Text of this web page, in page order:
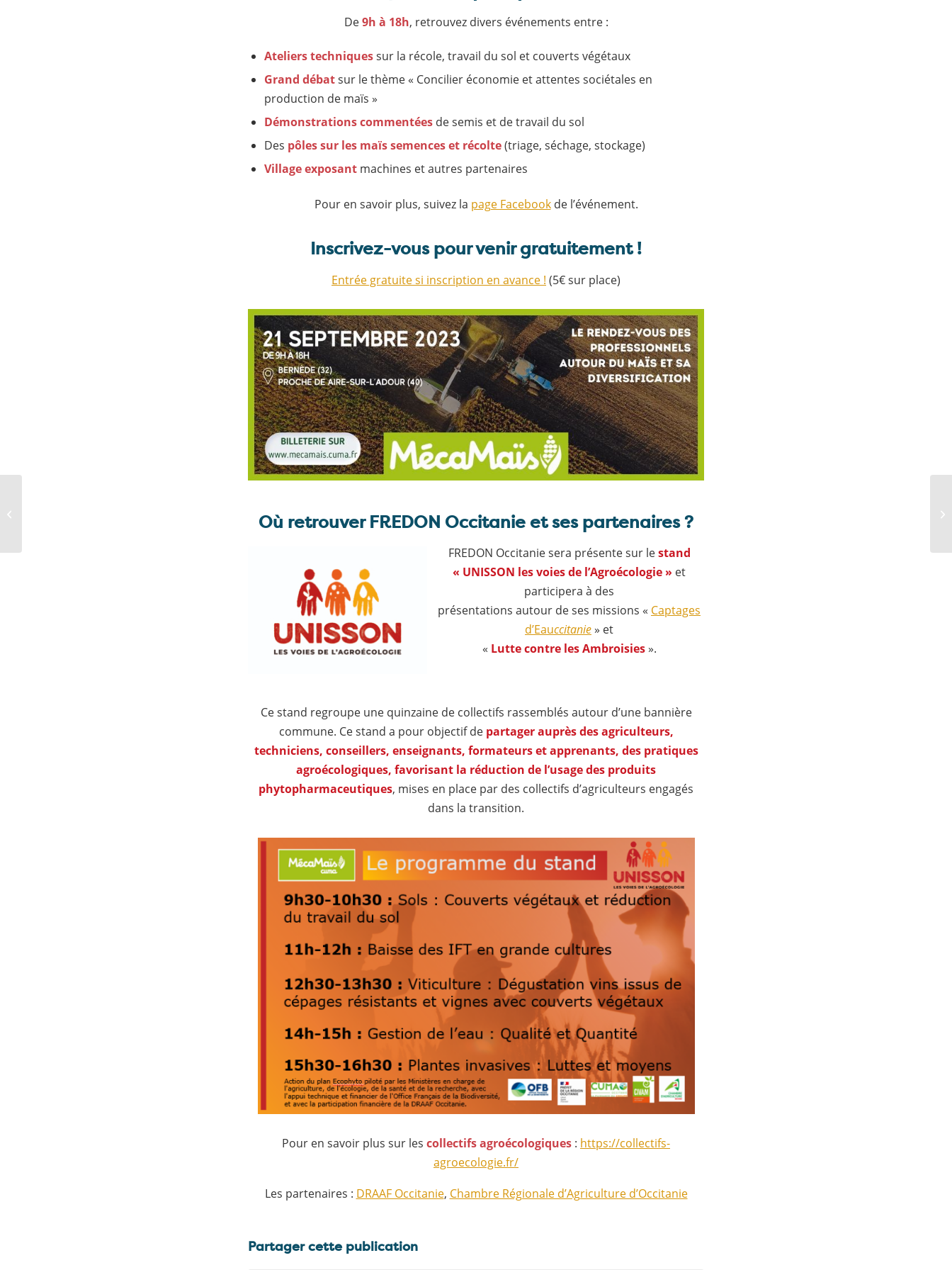
De9h à 18h, retrouvez divers événements entre :
Ateliers techniquessur la récole, travail du sol et couverts végétaux
Grand débatsur le thème « Concilier économie et attentes sociétales en
production de maïs »
Démonstrations commentées de semis et de travail du sol
Des pôles sur les maïs semences et récolte(triage, séchage, stockage)
Village exposant machines et autres partenaires
Pour en savoir plus, suivez la page Facebookde l’événement.
Inscrivez-vous pour venir gratuitement !
Entrée gratuite si inscription en avance ! (5€ sur place)
Où retrouver FREDON Occitanie et ses partenaires ?
FREDON Occitanie sera présente sur lestand
« UNISSON les voies de l’Agroécologie » et
participera à des
présentations autour de ses missions « Captages
d’Eauccitanie» et
« Lutte contre les Ambroisies».
Ce stand regroupe une quinzaine de collectifs rassemblés autour d’une bannière
commune. Ce stand a pour objectif de partager auprès des agriculteurs,
techniciens, conseillers, enseignants, formateurs et apprenants, des pratiques
agroécologiques, favorisant la réduction de l’usage des produits
phytopharmaceutiques, mises en place par des collectifs d’agriculteurs engagés
dans la transition.
Pour en savoir plus sur les collectifs agroécologiques : https://collectifs-
agroecologie.fr/
Les partenaires : DRAAF Occitanie, Chambre Régionale d’Agriculture d’Occitanie
Partager cette publication